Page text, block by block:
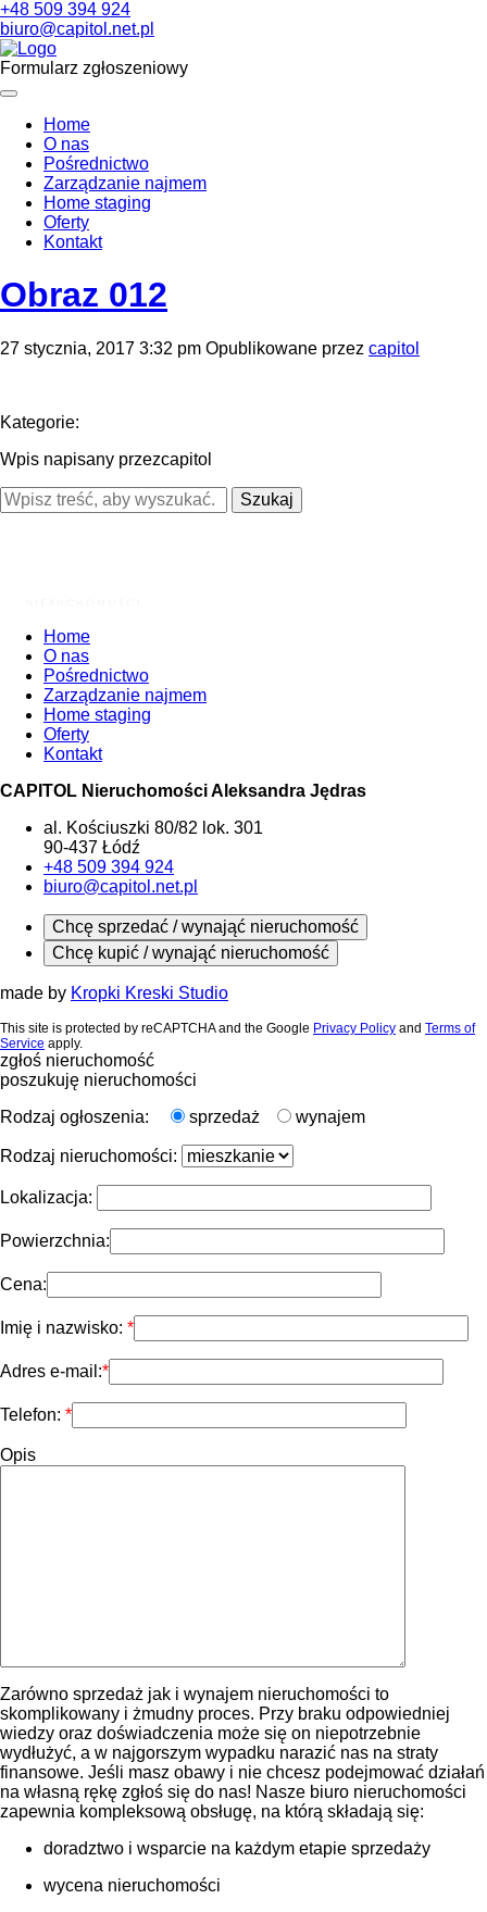
+48 509 394 924
biuro@capitol.net.pl
Formularz zgłoszeniowy
Home
O nas
Pośrednictwo
Zarządzanie najmem
Home staging
Oferty
Kontakt
Obraz 012
27 stycznia, 2017 3:32 pm Opublikowane przez capitol
Kategorie:
Wpis napisany przezcapitol
Szukaj
Home
O nas
Pośrednictwo
Zarządzanie najmem
Home staging
Oferty
Kontakt
CAPITOL Nieruchomości Aleksandra Jędras
al. Kościuszki 80/82 lok. 301
90-437 Łódź
+48 509 394 924
biuro@capitol.net.pl
Chcę sprzedać / wynająć nieruchomość
Chcę kupić / wynająć nieruchomość
made by Kropki Kreski Studio
This site is protected by reCAPTCHA and the Google Privacy Policy and Terms of
Service apply.
zgłoś nieruchomość
poszukuję nieruchomości
Rodzaj ogłoszenia:
sprzedaż wynajem
Rodzaj nieruchomości:
Lokalizacja:
Powierzchnia:
Cena:
Imię i nazwisko:
Adres e-mail:
Telefon:
Opis
Zarówno sprzedaż jak i wynajem nieruchomości to
skomplikowany i żmudny proces. Przy braku odpowiedniej
wiedzy oraz doświadczenia może się on niepotrzebnie
wydłużyć, a w najgorszym wypadku narazić nas na straty
finansowe. Jeśli masz obawy i nie chcesz podejmować działań
na własną rękę zgłoś się do nas! Nasze biuro nieruchomości
zapewnia kompleksową obsługę, na którą składają się:
doradztwo i wsparcie na każdym etapie sprzedaży
wycena nieruchomości